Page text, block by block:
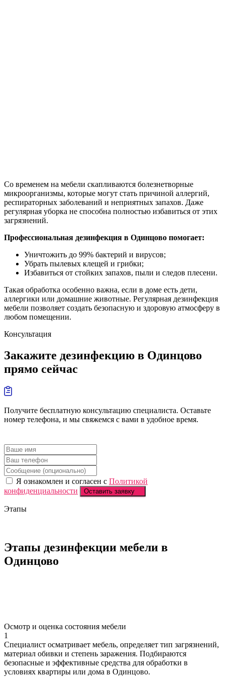
Со временем на мебели скапливаются болезнетворные
микроорганизмы, которые могут стать причиной аллергий,
респираторных заболеваний и неприятных запахов. Даже
регулярная уборка не способна полностью избавиться от этих
загрязнений.
Профессиональная дезинфекция в Одинцово помогает:
Уничтожить до 99% бактерий и вирусов;
Убрать пылевых клещей и грибки;
Избавиться от стойких запахов, пыли и следов плесени.
Такая обработка особенно важна, если в доме есть дети,
аллергики или домашние животные. Регулярная дезинфекция
мебели позволяет создать безопасную и здоровую атмосферу в
любом помещении.
Консультация
Закажите дезинфекцию в Одинцово
прямо сейчас
Получите бесплатную консультацию специалиста. Оставьте
номер телефона, и мы свяжемся с вами в удобное время.
Я ознакомлен и согласен с Политикой
конфиденциальности
Оставить заявку
Этапы
Этапы дезинфекции мебели в
Одинцово
Осмотр и оценка состояния мебели
1
Специалист осматривает мебель, определяет тип загрязнений,
материал обивки и степень заражения. Подбираются
безопасные и эффективные средства для обработки в
условиях квартиры или дома в Одинцово.